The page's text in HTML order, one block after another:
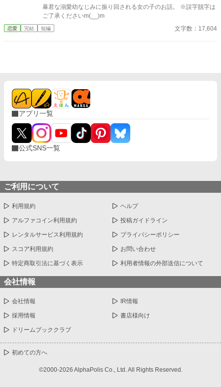
ていた男の子が八年越しに大人になって再び現れた。 「やっと、
あなたに復讐できる」 歪んだ復讐心と執着で魔道具を使ってエレ
真意は一体どこにあるのか……わからないままエレノアは彼に惹
暴君な溺愛幼なじみに振り回される女の子のお話。 ※誤字脱字は
ご了承くださいm(__)m
恋愛 完結 短編 文字数：17,604
アプリ一覧
公式SNS一覧
ご利用について
利用規約 ヘルプ
アルファコイン利用規約 投稿ガイドライン
レンタルサービス利用規約 プライバシーポリシー
スコア利用規約 お問い合わせ
特定商取引法に基づく表示 利用者情報の外部送信について
会社情報
会社情報 IR情報
採用情報 書店様向け
ドリームブッククラブ
初めての方へ
©2000-2026 AlphaPolis Co., Ltd. All Rights Reserved.